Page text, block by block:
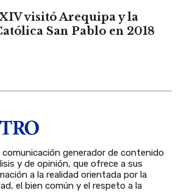
visitó Arequipa y la
San Pablo en 2018
comunicación generador de contenido
y de opinión, que ofrece a sus
a la realidad orientada por la
el bien común y el respeto a la